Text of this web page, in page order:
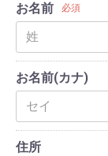
お名前 必須
お名前(カナ)
住所